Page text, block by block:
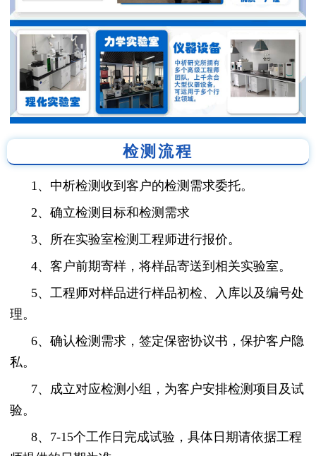
检测流程
1、中析检测收到客户的检测需求委托。
2、确立检测目标和检测需求
3、所在实验室检测工程师进行报价。
4、客户前期寄样，将样品寄送到相关实验室。
5、工程师对样品进行样品初检、入库以及编号处
理。
6、确认检测需求，签定保密协议书，保护客户隐
私。
7、成立对应检测小组，为客户安排检测项目及试
验。
8、7-15个工作日完成试验，具体日期请依据工程